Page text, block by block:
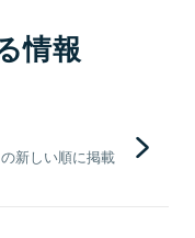
情報
新しい順に掲載